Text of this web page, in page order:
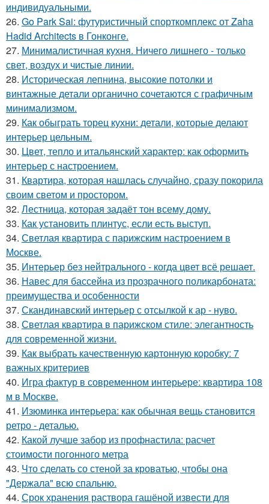
индивидуальными.
26. Go Park Sai: футуристичный спорткомплекс от Zaha
Hadid Architects в Гонконге.
27. Минималистичная кухня. Ничего лишнего - только
свет, воздух и чистые линии.
28. Историческая лепнина, высокие потолки и
винтажные детали органично сочетаются с графичным
минимализмом.
29. Как обыграть торец кухни: детали, которые делают
интерьер цельным.
30. Цвет, тепло и итальянский характер: как оформить
интерьер с настроением.
31. Квартира, которая нашлась случайно, сразу покорила
своим светом и простором.
32. Лестница, которая задаёт тон всему дому.
33. Как установить плинтус, если есть выступ.
34. Светлая квартира с парижским настроением в
Москве.
35. Интерьер без нейтрального - когда цвет всё решает.
36. Навес для бассейна из прозрачного поликарбоната:
преимущества и особенности
37. Скандинавский интерьер с отсылкой к ар - нуво.
38. Светлая квартира в парижском стиле: элегантность
для современной жизни.
39. Как выбрать качественную картонную коробку: 7
важных критериев
40. Игра фактур в современном интерьере: квартира 108
м в Москве.
41. Изюминка интерьера: как обычная вещь становится
ретро - деталью.
42. Какой лучше забор из профнастила: расчет
стоимости погонного метра
43. Что сделать со стеной за кроватью, чтобы она
"Держала" всю спальню.
44. Срок хранения раствора гашёной извести для